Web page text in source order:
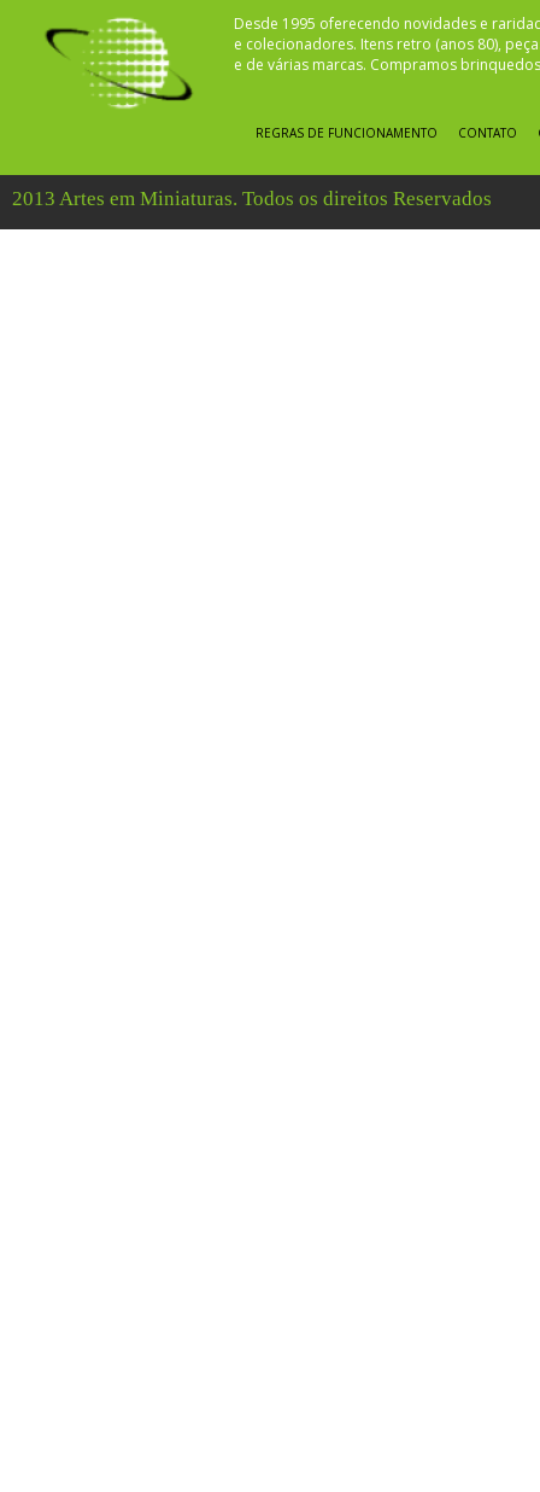
Desde 1995 oferecendo novidades e
e colecionadores. Itens retro (anos 80),
e de várias marcas. Compramos
REGRAS DE FUNCIONAMENTO CONTATO
2013 Artes em Miniaturas. Todos os direitos Reservados